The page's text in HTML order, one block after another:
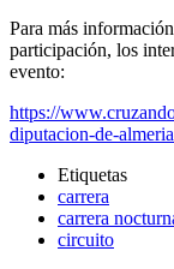
Para más
participación, los
evento:
https://
diputacion-de-
Etiquetas
carrera
carrera
circuito